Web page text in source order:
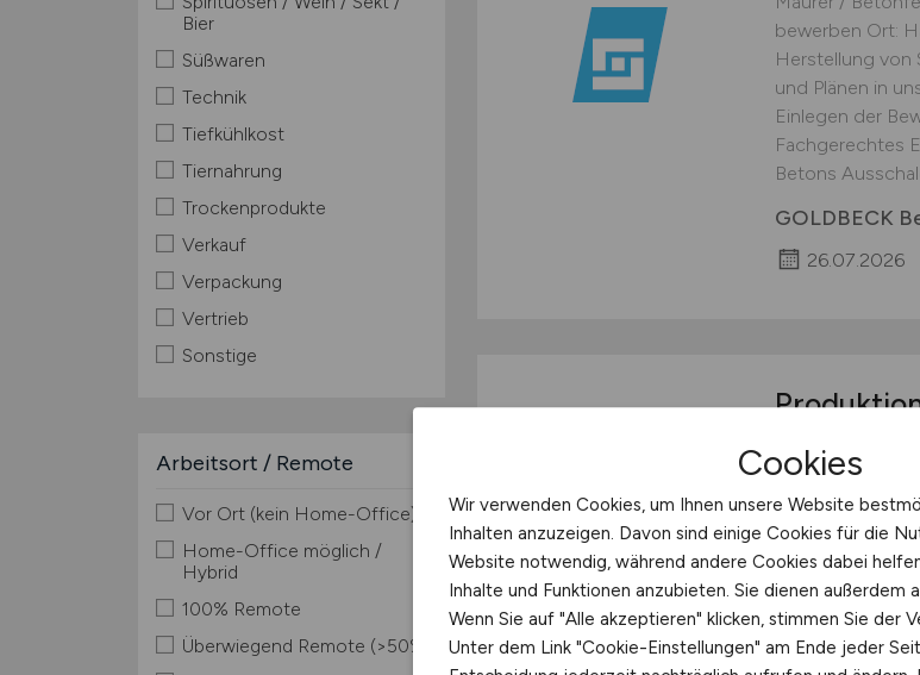
Bier
Süßwaren
Technik
Tiefkühlkost
Tiernahrung
Trockenprodukte
Verkauf
Verpackung
Vertrieb
Sonstige
Arbeitsort / Remote
Vor Ort (kein Home-Office)
Home-Office möglich /
Hybrid
100% Remote
Überwiegend Remote (>50%)
bewerben Ort:
Herstellung
und Plänen in
Einlegen der
Fachgerechtes
Betons
GOLDBECK
26.07.2026
Vollzeit (40
1983 einer der
Lager- und
Firmensitz aus
und beliefert.
starkes und
Cookies
Wir verwenden Cookies, um Ihnen unsere Website
Inhalten anzuzeigen. Davon sind einige Cookies für die
Website notwendig, während andere Cookies dabei
Inhalte und Funktionen anzubieten. Sie dienen außerdem
Wenn Sie auf "Alle akzeptieren" klicken, stimmen Sie der
Unter dem Link "Cookie-Einstellungen" am Ende jeder